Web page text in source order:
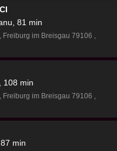
81 min
Freiburg im Breisgau 79106
108 min
Freiburg im Breisgau 79106
min